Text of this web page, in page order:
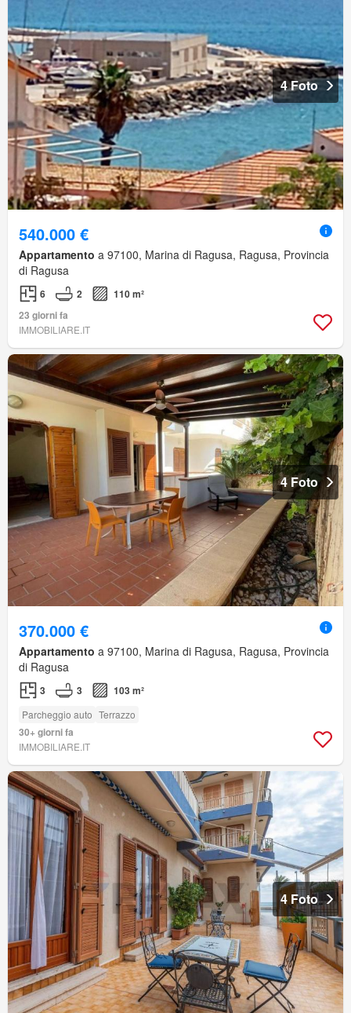
4 Foto
540.000 €
Appartamento a 97100, Marina di Ragusa, Ragusa, Provincia
di Ragusa
6 2
110 m²
23 giorni fa
IMMOBILIARE.IT
4 Foto
370.000 €
Appartamento a 97100, Marina di Ragusa, Ragusa, Provincia
di Ragusa
3 3 103 m²
Parcheggio auto Terrazzo
30+ giorni fa
IMMOBILIARE.IT
4 Foto